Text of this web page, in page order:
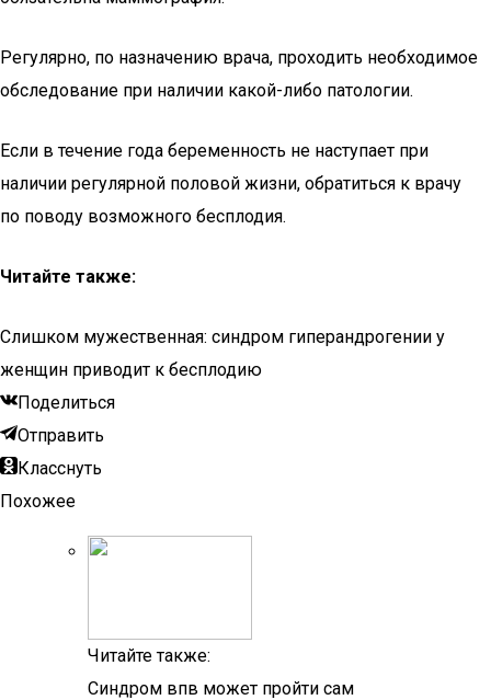
Регулярно, по назначению врача, проходить необходимое
обследование при наличии какой-либо патологии.
Если в течение года беременность не наступает при
наличии регулярной половой жизни, обратиться к врачу
по поводу возможного бесплодия.
Читайте также:
Слишком мужественная: синдром гиперандрогении у
женщин приводит к бесплодию
Поделиться
Отправить
Класснуть
Похожее
Читайте также:
Синдром впв может пройти сам